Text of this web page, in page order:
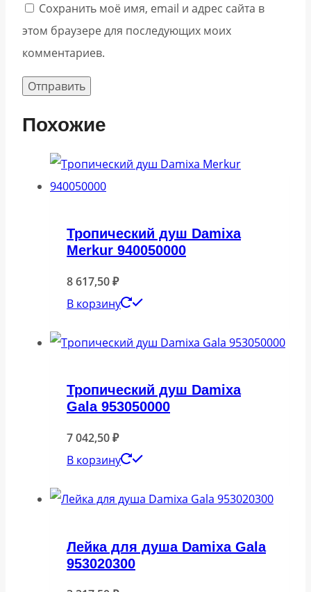
Сохранить моё имя, email и адрес сайта в
этом браузере для последующих моих
комментариев.
Похожие
Тропический душ Damixa
Merkur 940050000
8 617,50₽
В корзину
Тропический душ Damixa
Gala 953050000
7 042,50₽
В корзину
Лейка для душа Damixa Gala
953020300